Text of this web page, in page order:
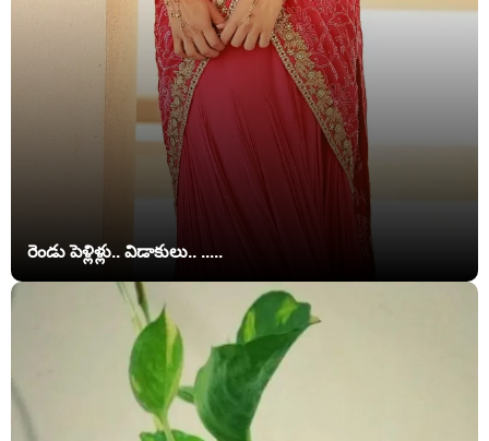
రెండు పెళ్లిళ్లు.. విడాకులు.. .....